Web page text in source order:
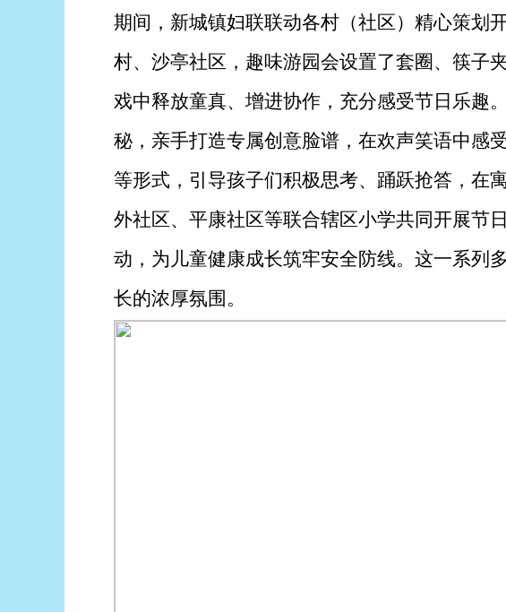
期间，新城镇妇联联动各村（社区）精心策划
村、沙亭社区，趣味游园会设置了套圈、筷子
戏中释放童真、增进协作，充分感受节日乐趣
秘，亲手打造专属创意脸谱，在欢声笑语中感
等形式，引导孩子们积极思考、踊跃抢答，在
外社区、平康社区等联合辖区小学共同开展节
动，为儿童健康成长筑牢安全防线。这一系列
长的浓厚氛围。